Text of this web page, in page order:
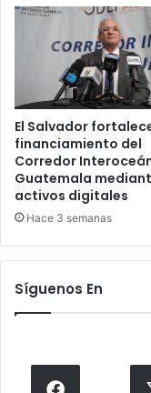
El Salvador
financiamiento del
Corredor
Guatemala
activos digitales
Hace 3 semanas
Síguenos En